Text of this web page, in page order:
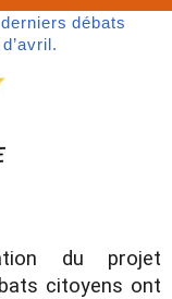
débats
du projet
citoyens ont